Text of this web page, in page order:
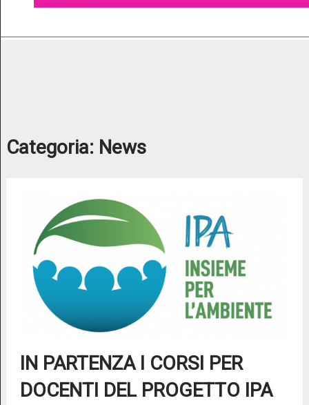
Categoria: News
IN PARTENZA I CORSI PER
DOCENTI DEL PROGETTO IPA